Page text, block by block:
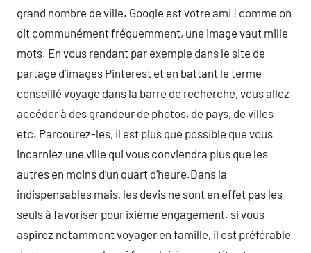
grand nombre de ville. Google est votre ami ! comme on
dit communément fréquemment, une image vaut mille
mots. En vous rendant par exemple dans le site de
partage d’images Pinterest et en battant le terme
conseillé voyage dans la barre de recherche, vous allez
accéder à des grandeur de photos, de pays, de villes
etc. Parcourez-les, il est plus que possible que vous
incarniez une ville qui vous conviendra plus que les
autres en moins d’un quart d’heure.Dans la
indispensables mais, les devis ne sont en effet pas les
seuls à favoriser pour ixième engagement. si vous
aspirez notamment voyager en famille, il est préférable